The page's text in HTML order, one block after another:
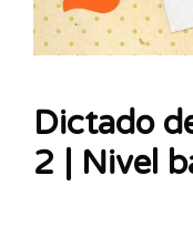
Dictado
2 | Nivel